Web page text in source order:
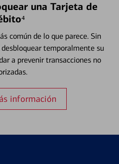
una Tarjeta de
común de lo que parece. Sin
temporalmente su
a prevenir transacciones no
información